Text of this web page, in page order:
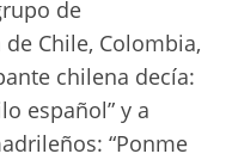
de
Chile, Colombia,
chilena decía:
español” y a
“Ponme